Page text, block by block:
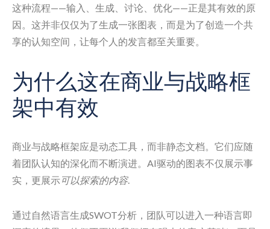
这种流程——输入、生成、讨论、优化——正是其有效的原
因。这并非仅仅为了生成一张图表，而是为了创造一个共
享的认知空间，让每个人的发言都至关重要。
为什么这在商业与战略框
架中有效
商业与战略框架应是动态工具，而非静态文档。它们应随
着团队认知的深化而不断演进。AI驱动的图表不仅展示事
实，更展示可以探索的内容.
通过自然语言生成SWOT分析，团队可以进入一种语言即